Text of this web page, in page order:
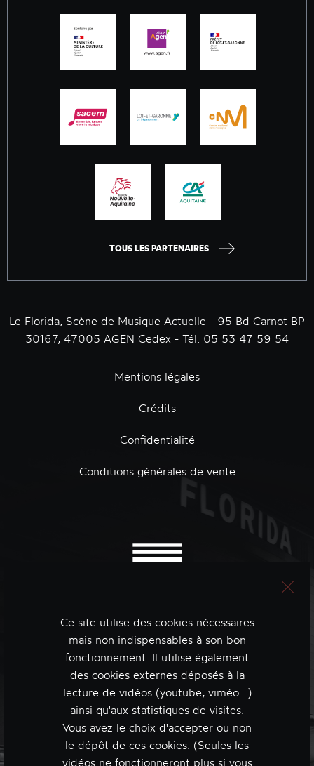
TOUS LES PARTENAIRES
Le Florida, Scène de Musique Actuelle - 95 Bd Carnot BP
30167, 47005 AGEN Cedex - Tél. 05 53 47 59 54
Mentions légales
Crédits
Confidentialité
Conditions générales de vente
Ce site utilise des cookies nécessaires
mais non indispensables à son bon
fonctionnement. Il utilise également
des cookies externes déposés à la
lecture de vidéos (youtube, viméo…)
ainsi qu'aux statistiques de visites.
Vous avez le choix d'accepter ou non
le dépôt de ces cookies. (Seules les
vidéos ne fonctionneront plus si vous